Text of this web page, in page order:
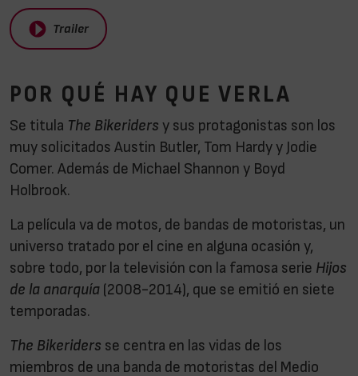
Trailer
POR QUÉ HAY QUE VERLA
Se titula The Bikeriders y sus protagonistas son los
muy solicitados Austin Butler, Tom Hardy y Jodie
Comer. Además de Michael Shannon y Boyd
Holbrook.
La película va de motos, de bandas de motoristas, un
universo tratado por el cine en alguna ocasión y,
sobre todo, por la televisión con la famosa serie Hijos
de la anarquía (2008-2014), que se emitió en siete
temporadas.
The Bikeriders se centra en las vidas de los
miembros de una banda de motoristas del Medio